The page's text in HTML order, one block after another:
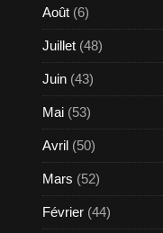
Août (6)
Juillet (48)
Juin (43)
Mai (53)
Avril (50)
Mars (52)
Février (44)